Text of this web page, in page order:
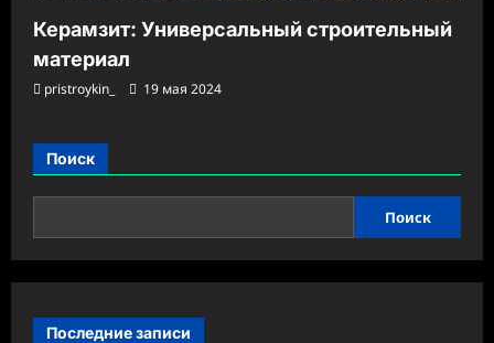
Керамзит: Универсальный строительный
материал
pristroykin_ 19 мая 2024
Поиск
Поиск
Последние записи